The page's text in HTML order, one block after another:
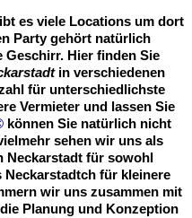
es viele Locations um dort
Party gehört natürlich
Geschirr. Hier finden Sie
in verschiedenen
für unterschiedlichste
Vermieter und lassen Sie
können Sie natürlich nicht
sehen wir uns als
Neckarstadt für sowohl
für kleinere
wir uns zusammen mit
Planung und Konzeption